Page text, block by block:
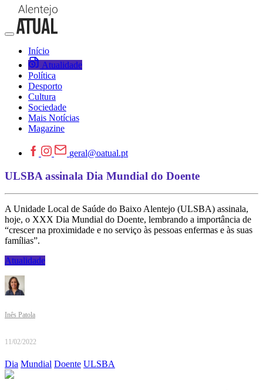
Início
Atualidade
Política
Desporto
Cultura
Sociedade
Mais Notícias
Magazine
geral@oatual.pt
ULSBA assinala Dia Mundial do Doente
A Unidade Local de Saúde do Baixo Alentejo (ULSBA) assinala,
hoje, o XXX Dia Mundial do Doente, lembrando a importância de
“crescer na proximidade e no serviço às pessoas enfermas e às suas
famílias”.
Atualidade
Inês Patola
11/02/2022
Dia Mundial Doente ULSBA